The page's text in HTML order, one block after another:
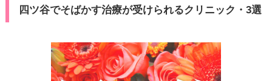
四ツ谷でそばかす治療が受けられるクリニック・3選